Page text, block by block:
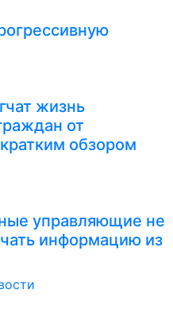
жизнь
от
обзором
управляющие не
информацию из